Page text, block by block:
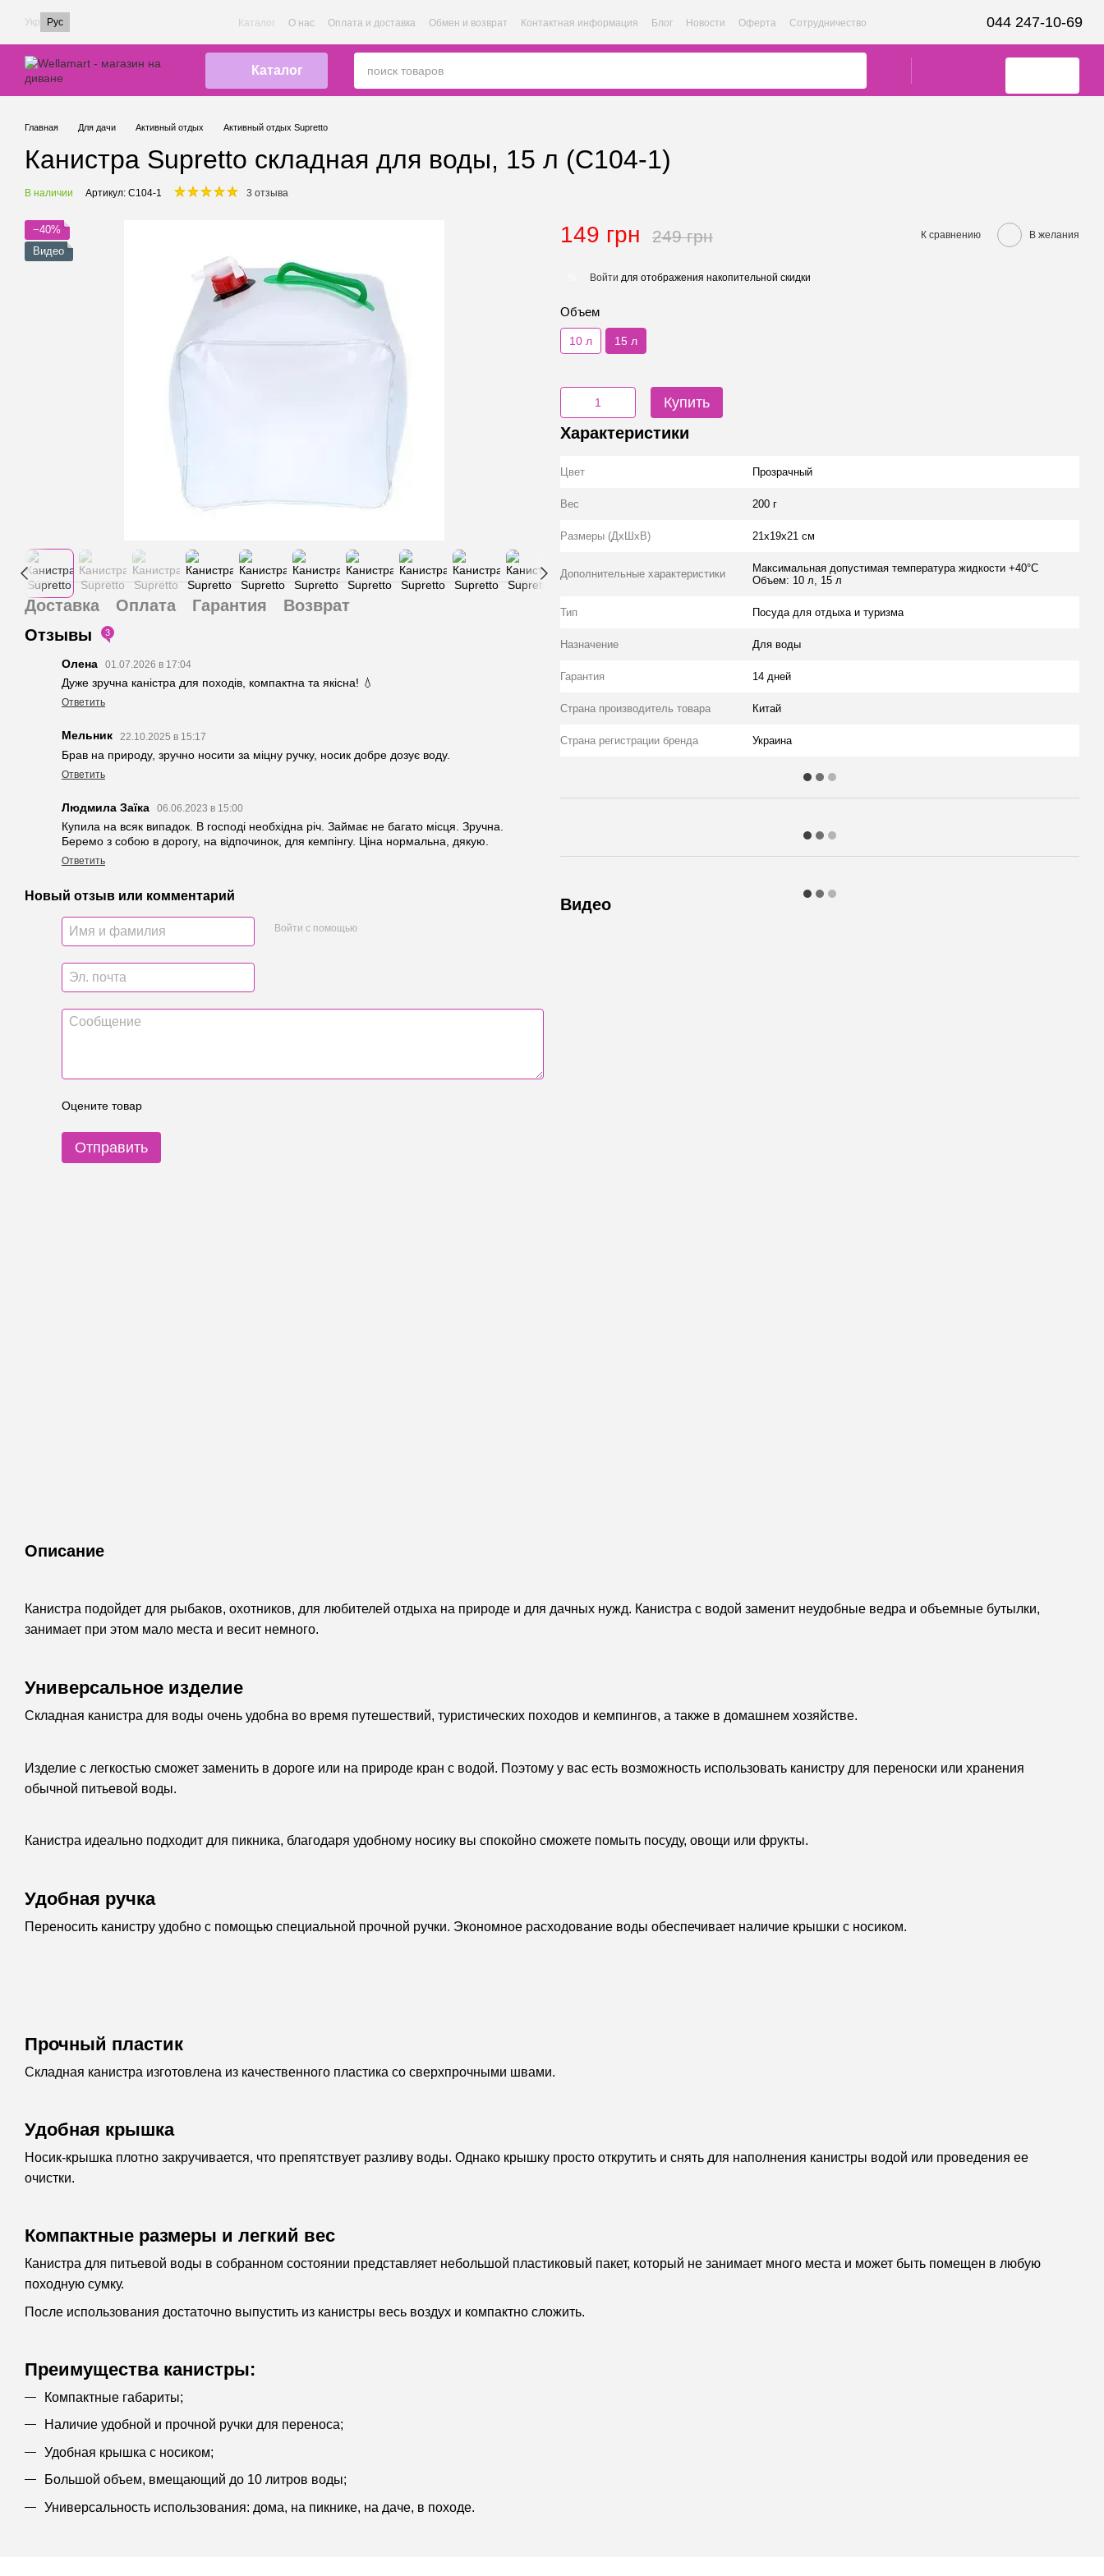
Перейти к основному контенту
Укр Рус Каталог О нас Оплата и доставка Обмен и возврат Контактная информация Блог Новости Оферта Сотрудничество 044 247-10-69
Каталог
Главная Для дачи Активный отдых Активный отдых Supretto
Канистра Supretto складная для воды, 15 л (C104-1)
В наличии Артикул: C104-1 3 отзыва
−40%
Видео
Доставка Оплата Гарантия
Возврат
Отзывы
3
Олена 01.07.2026 в 17:04
Дуже зручна каністра для походів, компактна та якісна! 💧
Ответить
Мельник 22.10.2025 в 15:17
Брав на природу, зручно носити за міцну ручку, носик добре дозує воду.
Ответить
Людмила Заїка 06.06.2023 в 15:00
Купила на всяк випадок. В господі необхідна річ. Займає не багато місця. Зручна.
Беремо з собою в дорогу, на відпочинок, для кемпінгу. Ціна нормальна, дякую.
Ответить
Новый отзыв или комментарий
Войти с помощью
Оцените товар
Отправить
149 грн 249 грн К сравнению В желания
Войти для отображения накопительной скидки
Объем
10 л 15 л
Купить
Характеристики
Цвет Прозрачный
Вес 200 г
Размеры (ДхШхВ) 21х19х21 см
Дополнительные характеристики
Максимальная допустимая температура жидкости +40°С
Объем: 10 л, 15 л
Тип Посуда для отдыха и туризма
Назначение Для воды
Гарантия 14 дней
Страна производитель товара Китай
Страна регистрации бренда Украина
Видео
Описание
Канистра подойдет для рыбаков, охотников, для любителей отдыха на природе и для дачных нужд. Канистра с водой заменит неудобные ведра и объемные бутылки,
занимает при этом мало места и весит немного.
Универсальное изделие
Складная канистра для воды очень удобна во время путешествий, туристических походов и кемпингов, а также в домашнем хозяйстве.
Изделие с легкостью сможет заменить в дороге или на природе кран с водой. Поэтому у вас есть возможность использовать канистру для переноски или хранения
обычной питьевой воды.
Канистра идеально подходит для пикника, благодаря удобному носику вы спокойно сможете помыть посуду, овощи или фрукты.
Удобная ручка
Переносить канистру удобно с помощью специальной прочной ручки. Экономное расходование воды обеспечивает наличие крышки с носиком.
Прочный пластик
Складная канистра изготовлена из качественного пластика со сверхпрочными швами.
Удобная крышка
Носик-крышка плотно закручивается, что препятствует разливу воды. Однако крышку просто открутить и снять для наполнения канистры водой или проведения ее
очистки.
Компактные размеры и легкий вес
Канистра для питьевой воды в собранном состоянии представляет небольшой пластиковый пакет, который не занимает много места и может быть помещен в любую
походную сумку.
После использования достаточно выпустить из канистры весь воздух и компактно сложить.
Преимущества канистры:
Компактные габариты;
Наличие удобной и прочной ручки для переноса;
Удобная крышка с носиком;
Большой объем, вмещающий до 10 литров воды;
Универсальность использования: дома, на пикнике, на даче, в походе.